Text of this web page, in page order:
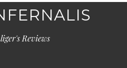
Reviews